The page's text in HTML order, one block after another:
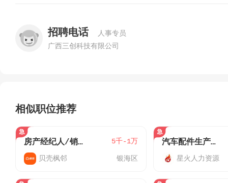
招聘电话
人事专员
广西三创科技有限公司
相似职位推荐
房产经纪人/销售员 5千-1万
贝壳枫邻 银海区
汽车配件生产普工4700-5500
星火人力资源